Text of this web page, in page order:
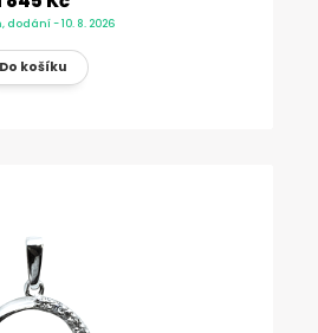
dodání - 10. 8. 2026